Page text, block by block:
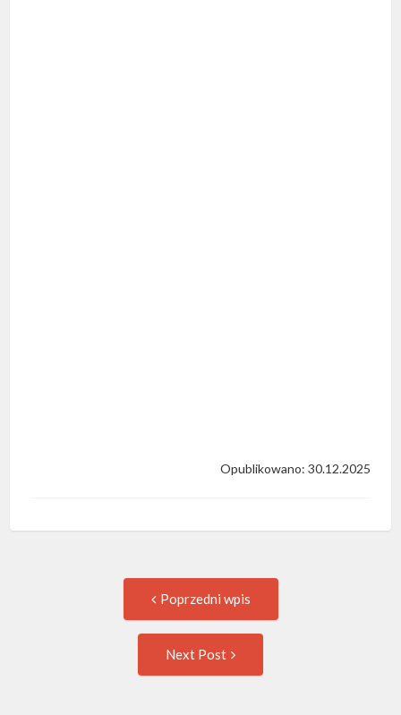
Opublikowano: 30.12.2025
navigation
Poprzedni wpis
Next Post